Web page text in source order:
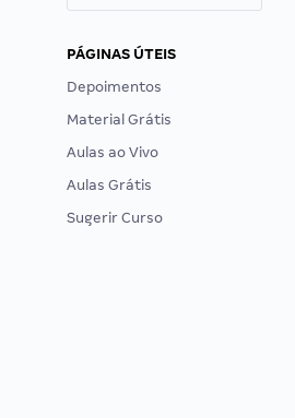
PÁGINAS ÚTEIS
Depoimentos
Material Grátis
Aulas ao Vivo
Aulas Grátis
Sugerir Curso